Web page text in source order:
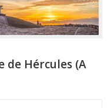
de Hércules (A